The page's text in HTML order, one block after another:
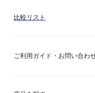
比較リスト
ご利用ガイド・お問い合わ